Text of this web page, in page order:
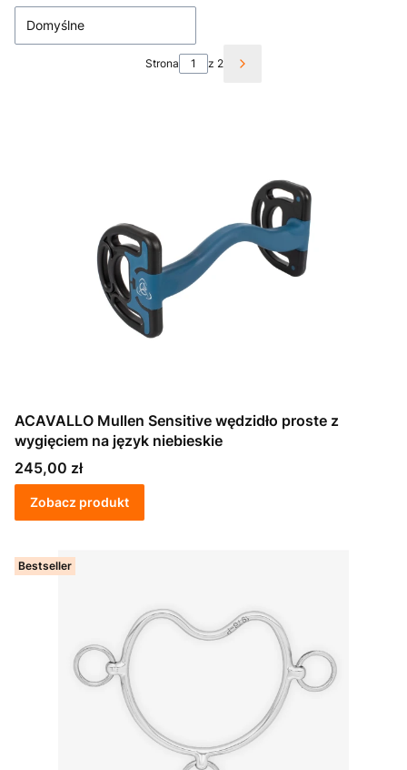
Domyślne
Strona z 2 Następne produkty
ACAVALLO Mullen Sensitive wędzidło proste z
wygięciem na język niebieskie
Cena
245,00 zł
Zobacz produkt
Bestseller